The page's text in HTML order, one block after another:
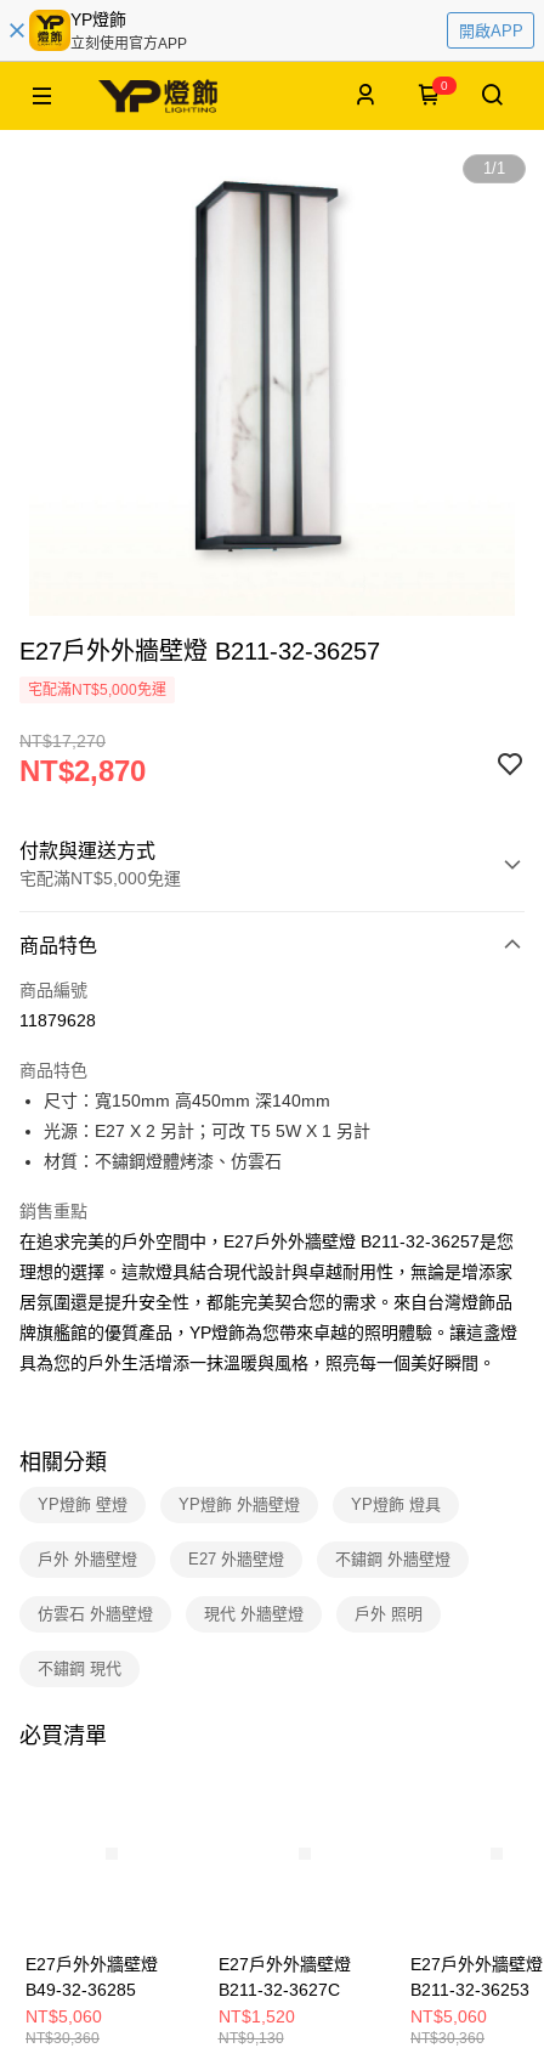
YP燈飾
立刻使用官方APP
開啟APP
0
1/1
E27戶外外牆壁燈 B211-32-36257
宅配滿NT$5,000免運
NT$17,270
NT$2,870
付款與運送方式
宅配滿NT$5,000免運
信用卡一次付款
LINE Pay
街口支付
悠遊付
全盈+PAY
AFTEE先享後付
相關說明
【關於「AFTEE先享後付」】
AFTEE先享後付是「在收到商品之後才付款」的支付方式。 讓您購物簡單
便利好安心！
１．於結帳方式選擇「AFTEE先享後付」後，將跳轉至「AFTEE先享後付」
２．訂單成立數日內，您將收到繳費通知簡訊。
３．收到繳費通知簡訊後14天內，點擊此簡訊中的連結，可透過四大超商／
※ 請注意：結帳手續完成當下不需立刻繳費，但若您需要取消訂單，請聯絡
後付繳納相關費用。
※ 交易是否成功請以「AFTEE先享後付 」之結帳頁面顯示為準，若有關於
客戶支援中心」
４．使用「AFTEE先享後付」時，將依據個別帳號之用戶狀況，依本公司即
時審查核予不同之上限額度；若仍有額度不足之情形，本公司將視審查結果
請求用戶進行身份認證。
５．嚴禁一人註冊多個帳號或使用他人資訊註冊。若發現惡意使用之情形，
新竹貨運宅配
商品特色
商品編號
11879628
商品特色
尺寸：寬150mm 高450mm 深140mm
光源：E27 X 2 另計；可改 T5 5W X 1 另計
材質：不鏽鋼燈體烤漆、仿雲石
銷售重點
在追求完美的戶外空間中，E27戶外外牆壁燈 B211-32-36257是您
理想的選擇。這款燈具結合現代設計與卓越耐用性，無論是增添家
居氛圍還是提升安全性，都能完美契合您的需求。來自台灣燈飾品
牌旗艦館的優質產品，YP燈飾為您帶來卓越的照明體驗。讓這盞燈
具為您的戶外生活增添一抹溫暖與風格，照亮每一個美好瞬間。
相關分類
YP燈飾 壁燈 YP燈飾 外牆壁燈 YP燈飾 燈具
戶外 外牆壁燈 E27 外牆壁燈 不鏽鋼 外牆壁燈
仿雲石 外牆壁燈 現代 外牆壁燈 戶外 照明
不鏽鋼 現代
必買清單
E27戶外外牆壁燈
B49-32-36285
NT$5,060
NT$30,360
E27戶外外牆壁燈
B211-32-3627C
NT$1,520
NT$9,130
E27戶外外牆壁燈
B211-32-36253
NT$5,060
NT$30,360